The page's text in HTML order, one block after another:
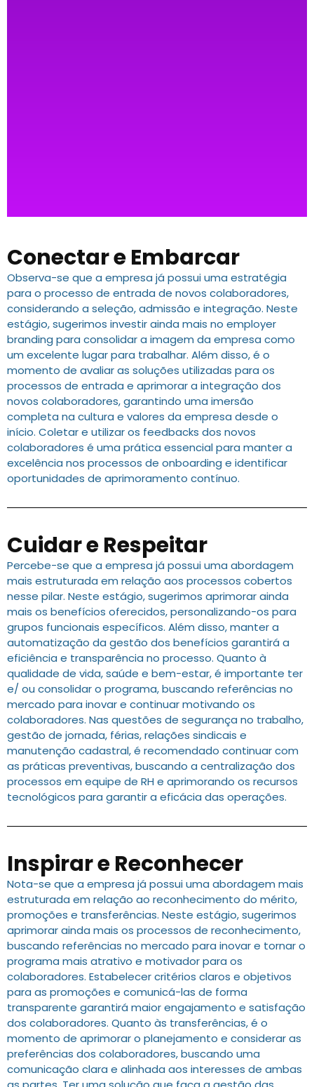
Conectar e Embarcar
Observa-se que a empresa já possui uma estratégia
para o processo de entrada de novos colaboradores,
considerando a seleção, admissão e integração. Neste
estágio, sugerimos investir ainda mais no employer
branding para consolidar a imagem da empresa como
um excelente lugar para trabalhar. Além disso, é o
momento de avaliar as soluções utilizadas para os
processos de entrada e aprimorar a integração dos
novos colaboradores, garantindo uma imersão
completa na cultura e valores da empresa desde o
início. Coletar e utilizar os feedbacks dos novos
colaboradores é uma prática essencial para manter a
excelência nos processos de onboarding e identificar
oportunidades de aprimoramento contínuo.
Cuidar e Respeitar
Percebe-se que a empresa já possui uma abordagem
mais estruturada em relação aos processos cobertos
nesse pilar. Neste estágio, sugerimos aprimorar ainda
mais os benefícios oferecidos, personalizando-os para
grupos funcionais específicos. Além disso, manter a
automatização da gestão dos benefícios garantirá a
eficiência e transparência no processo. Quanto à
qualidade de vida, saúde e bem-estar, é importante ter
e/ ou consolidar o programa, buscando referências no
mercado para inovar e continuar motivando os
colaboradores. Nas questões de segurança no trabalho,
gestão de jornada, férias, relações sindicais e
manutenção cadastral, é recomendado continuar com
as práticas preventivas, buscando a centralização dos
processos em equipe de RH e aprimorando os recursos
tecnológicos para garantir a eficácia das operações.
Inspirar e Reconhecer
Nota-se que a empresa já possui uma abordagem mais
estruturada em relação ao reconhecimento do mérito,
promoções e transferências. Neste estágio, sugerimos
aprimorar ainda mais os processos de reconhecimento,
buscando referências no mercado para inovar e tornar o
programa mais atrativo e motivador para os
colaboradores. Estabelecer critérios claros e objetivos
para as promoções e comunicá-las de forma
transparente garantirá maior engajamento e satisfação
dos colaboradores. Quanto às transferências, é o
momento de aprimorar o planejamento e considerar as
preferências dos colaboradores, buscando uma
comunicação clara e alinhada aos interesses de ambas